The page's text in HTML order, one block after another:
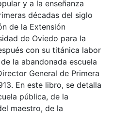
y a la enseñanza
décadas del siglo
de la Extensión
de Oviedo para la
con su titánica labor
la abandonada escuela
General de Primera
En este libro, se detalla
pública, de la
maestro, de la